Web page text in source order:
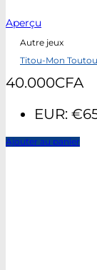
Aperçu
Autre jeux
Titou-Mon
40.000CFA
EUR:
Ajouter au panier